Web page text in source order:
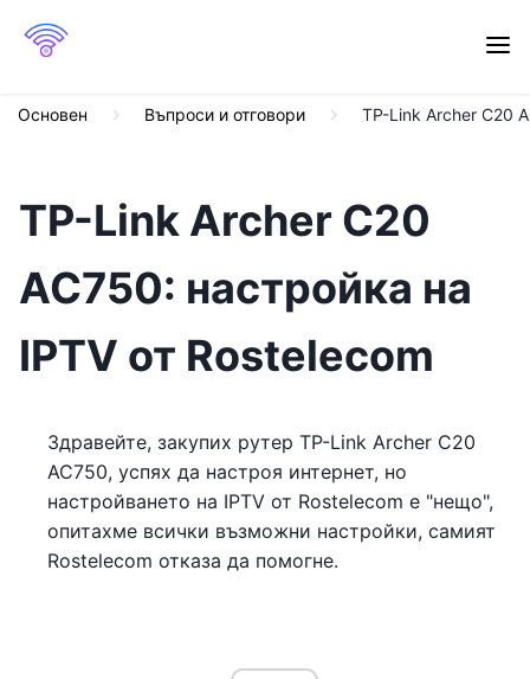
Основен Въпроси и отговори TP-Link Archer C20
TP-Link Archer C20
AC750: настройка на
IPTV от Rostelecom
Здравейте, закупих рутер TP-Link Archer C20
AC750, успях да настроя интернет, но
настройването на IPTV от Rostelecom е "нещо",
опитахме всички възможни настройки, самият
Rostelecom отказа да помогне.